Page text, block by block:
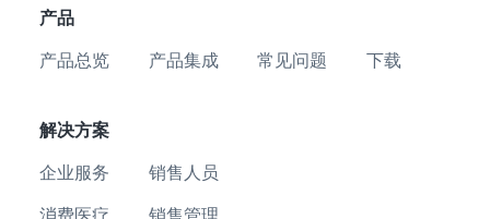
产品
产品总览 产品集成 常见问题 下载
解决方案
企业服务
消费医疗
销售人员
销售管理